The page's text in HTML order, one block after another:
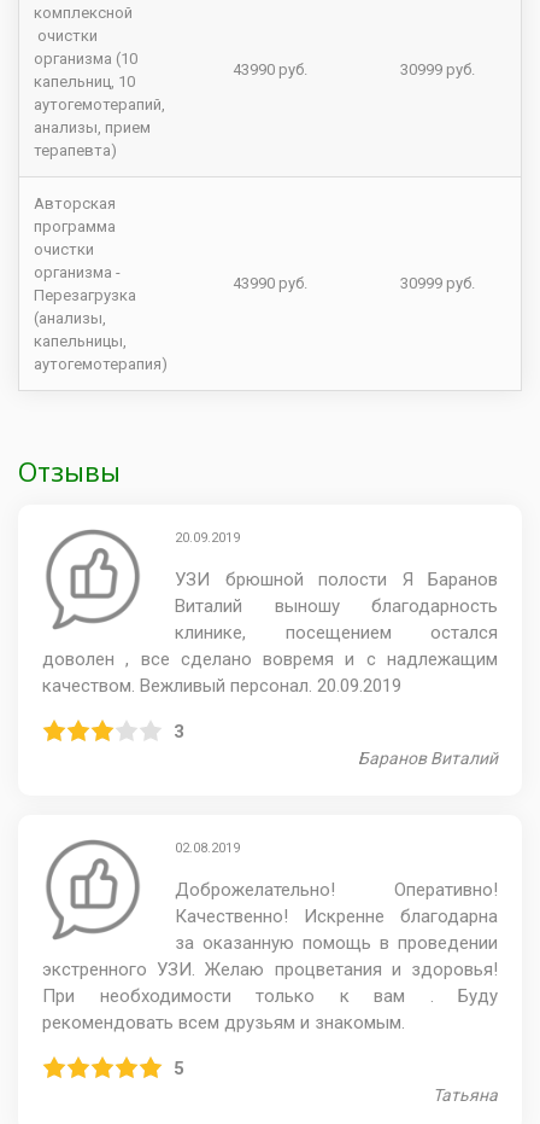
комплексной
очистки
организма (10
капельниц, 10
аутогемотерапий,
анализы, прием
терапевта)
43990 руб. 30999 руб.
Авторская
программа
очистки
организма -
Перезагрузка
(анализы,
капельницы,
аутогемотерапия)
43990 руб. 30999 руб.
Отзывы
20.09.2019
УЗИ брюшной полости Я Баранов
Виталий выношу благодарность
клинике, посещением остался
доволен , все сделано вовремя и с надлежащим
качеством. Вежливый персонал. 20.09.2019
3
Баранов Виталий
02.08.2019
Доброжелательно! Оперативно!
Качественно! Искренне благодарна
за оказанную помощь в проведении
экстренного УЗИ. Желаю процветания и здоровья!
При необходимости только к вам . Буду
рекомендовать всем друзьям и знакомым.
5
Татьяна